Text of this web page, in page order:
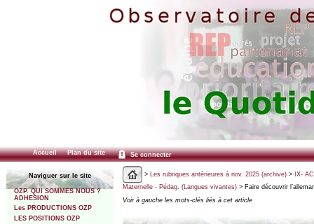
Accueil Plan du site Se connecter
Naviguer sur le site
OZP. QUI SOMMES NOUS ?
ADHESION
Les PRODUCTIONS OZP
LES POSITIONS OZP
> Les rubriques antérieures à nov. 2025 (archive)> IX-
Maternelle - Pédag. (Langues vivantes)> Faire découvrir
Voir à gauche les mots-clés liés à cet article